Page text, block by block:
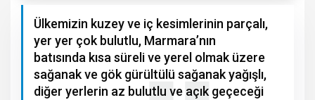
Ülkemizin kuzey ve iç kesimlerinin parçalı,
yer yer çok bulutlu, Marmara’nın
batısında kısa süreli ve yerel olmak üzere
sağanak ve gök gürültülü sağanak yağışlı,
diğer yerlerin az bulutlu ve açık geçeceği